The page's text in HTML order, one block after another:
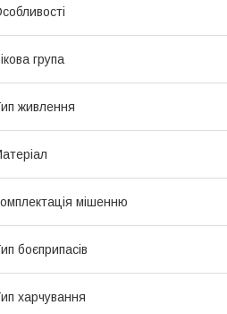
група
живлення
мішенню
боєприпасів
харчування